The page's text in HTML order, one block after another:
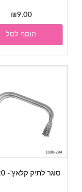
₪9.00
הוסף לסל
סוגר לתיק קלאץ'- 20 ס"מ